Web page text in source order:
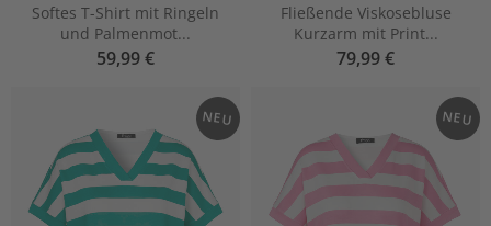
Softes T-Shirt mit Ringeln
und Palmenmot...
59,99 €
Fließende Viskosebluse
Kurzarm mit Print...
79,99 €
NEU NEU